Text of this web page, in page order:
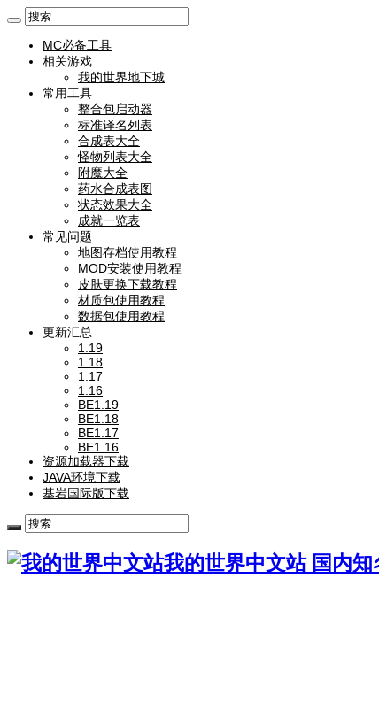
MC必备工具
相关游戏
我的世界地下城
常用工具
整合包启动器
标准译名列表
合成表大全
怪物列表大全
附魔大全
药水合成表图
状态效果大全
成就一览表
常见问题
地图存档使用教程
MOD安装使用教程
皮肤更换下载教程
材质包使用教程
数据包使用教程
更新汇总
1.19
1.18
1.17
1.16
BE1.19
BE1.18
BE1.17
BE1.16
资源加载器下载
JAVA环境下载
基岩国际版下载
我的世界中文站 国内